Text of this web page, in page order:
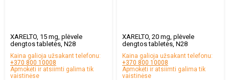
XARELTO, 15 mg, plėvele
dengtos tabletės, N28
Kaina galioja užsakant telefonu:
+370 800 10008
Apmokėti ir atsiimti galima tik
vaistinėse
XARELTO, 20 mg, plėvele
dengtos tabletės, N28
Kaina galioja užsakant telefonu:
+370 800 10008
Apmokėti ir atsiimti galima tik
vaistinėse